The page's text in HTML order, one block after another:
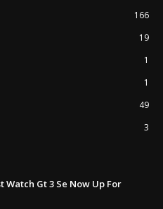
166
19
1
1
49
3
Watch Gt 3 Se Now Up For